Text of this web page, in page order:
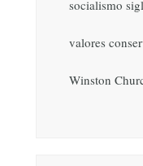
socialismo
valores
Winston